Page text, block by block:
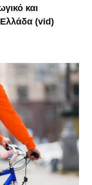
και
Ελλάδα (vid)